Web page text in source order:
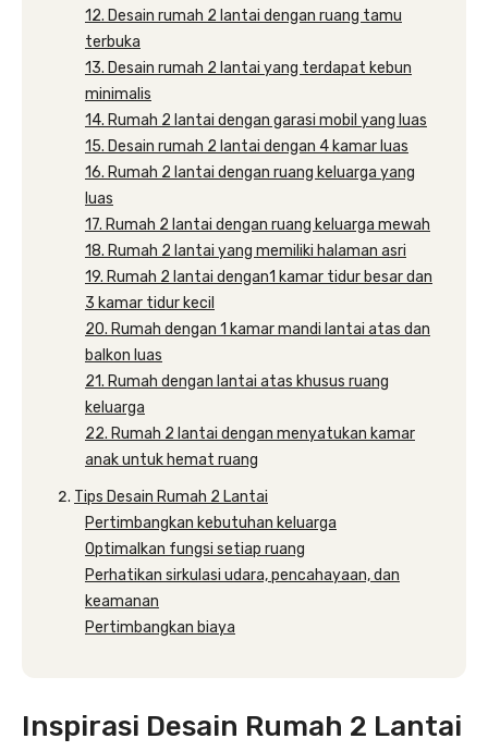
12. Desain rumah 2 lantai dengan ruang tamu
terbuka
13. Desain rumah 2 lantai yang terdapat kebun
minimalis
14. Rumah 2 lantai dengan garasi mobil yang luas
15. Desain rumah 2 lantai dengan 4 kamar luas
16. Rumah 2 lantai dengan ruang keluarga yang
luas
17. Rumah 2 lantai dengan ruang keluarga mewah
18. Rumah 2 lantai yang memiliki halaman asri
19. Rumah 2 lantai dengan1 kamar tidur besar dan
3 kamar tidur kecil
20. Rumah dengan 1 kamar mandi lantai atas dan
balkon luas
21. Rumah dengan lantai atas khusus ruang
keluarga
22. Rumah 2 lantai dengan menyatukan kamar
anak untuk hemat ruang
Tips Desain Rumah 2 Lantai
Pertimbangkan kebutuhan keluarga
Optimalkan fungsi setiap ruang
Perhatikan sirkulasi udara, pencahayaan, dan
keamanan
Pertimbangkan biaya
Inspirasi Desain Rumah 2 Lantai